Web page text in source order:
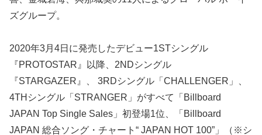
ズグループ。
2020年3月4日に発売したデビュー1STシングル
『PROTOSTAR』以降、2NDシングル
『STARGAZER』、 3RDシングル「CHALLENGER」、
4THシングル「STRANGER」がすべて「Billboard
JAPAN Top Single Sales」初登場1位、「Billboard
JAPAN 総合ソング・チャート“ JAPAN HOT 100”」（※シ